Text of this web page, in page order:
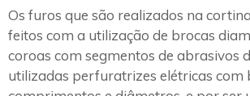
Os furos que são realizados na
feitos com a utilização de brocas
coroas com segmentos de abrasivos
utilizadas perfuratrizes elétricas com